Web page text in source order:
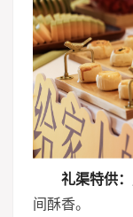
礼渠特供：
间酥香。